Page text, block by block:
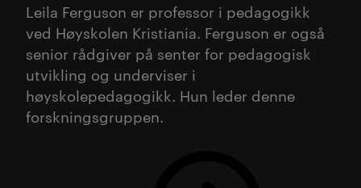
Leila Ferguson er professor i pedagogikk
ved Høyskolen Kristiania. Ferguson er også
senior rådgiver på senter for pedagogisk
utvikling og underviser i
høyskolepedagogikk. Hun leder denne
forskningsgruppen.